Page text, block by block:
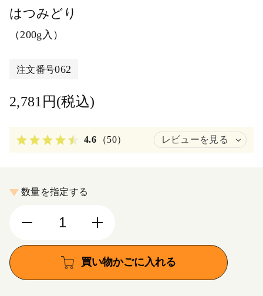
はつみどり
（200g入）
注文番号062
2,781円(税込)
4.6 （50） レビューを見る
数量を指定する
買い物かごに入れる